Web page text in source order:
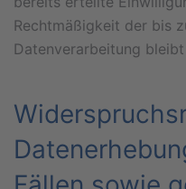
Rechtmäßigkeit der bis
Datenverarbeitung